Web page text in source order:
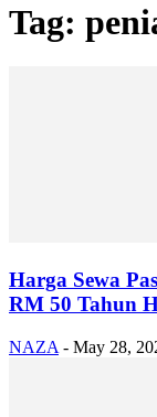
Tag:
Harga Sewa
RM 50 Tahun
NAZA - May 28,